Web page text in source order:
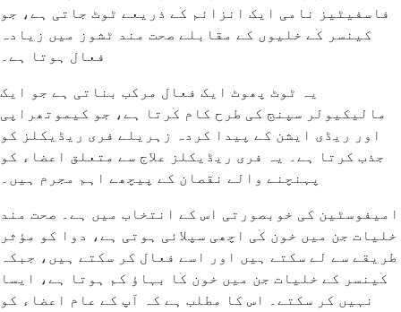
فاسفیٹیز نامی ایک انزائم کے ذریعے ٹوٹ جاتی ہے، جو
کینسر کے خلیوں کے مقابلے صحت مند ٹشوز میں زیادہ
فعال ہوتا ہے۔
یہ ٹوٹ پھوٹ ایک فعال مرکب بناتی ہے جو ایک
مالیکیولر سپنج کی طرح کام کرتا ہے، جو کیموتھراپی
اور ریڈی ایشن کے پیدا کردہ زہریلے فری ریڈیکلز کو
جذب کرتا ہے۔ یہ فری ریڈیکلز علاج سے متعلق اعضاء کو
پہنچنے والے نقصان کے پیچھے اہم مجرم ہیں۔
امیفوسٹین کی خوبصورتی اس کے انتخاب میں ہے۔ صحت مند
خلیات جن میں خون کی اچھی سپلائی ہوتی ہے، دوا کو مؤثر
طریقے سے لے سکتے ہیں اور اسے فعال کر سکتے ہیں، جبکہ
کینسر کے خلیات جن میں خون کا بہاؤ کم ہوتا ہے، ایسا
نہیں کر سکتے۔ اس کا مطلب ہے کہ آپ کے عام اعضاء کو